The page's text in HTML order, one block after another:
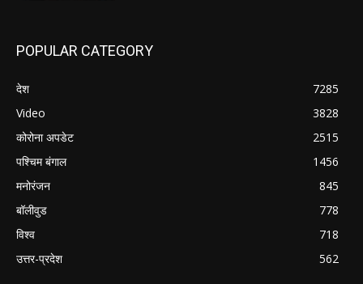
POPULAR CATEGORY
देश
7285
Video
3828
कोरोना अपडेट
2515
पश्चिम बंगाल
1456
मनोरंजन
845
बॉलीवुड
778
विश्व
718
उत्तर-प्रदेश
562